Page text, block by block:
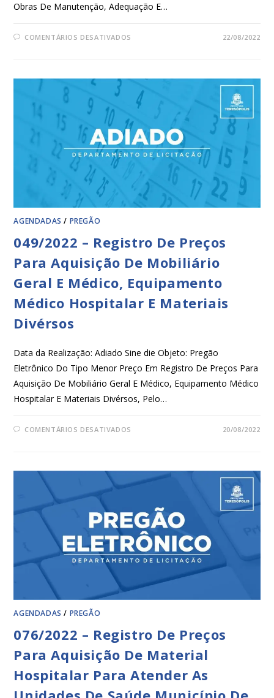
Obras De Manutenção, Adequação E…
COMENTÁRIOS DESATIVADOS 22/08/2022
AGENDADAS / PREGÃO
049/2022 – Registro De Preços
Para Aquisição De Mobiliário
Geral E Médico, Equipamento
Médico Hospitalar E Materiais
Divérsos
Data da Realização: Adiado Sine die Objeto: Pregão
Eletrônico Do Tipo Menor Preço Em Registro De Preços Para
Aquisição De Mobiliário Geral E Médico, Equipamento Médico
Hospitalar E Materiais Divérsos, Pelo…
COMENTÁRIOS DESATIVADOS 20/08/2022
AGENDADAS / PREGÃO
076/2022 – Registro De Preços
Para Aquisição De Material
Hospitalar Para Atender As